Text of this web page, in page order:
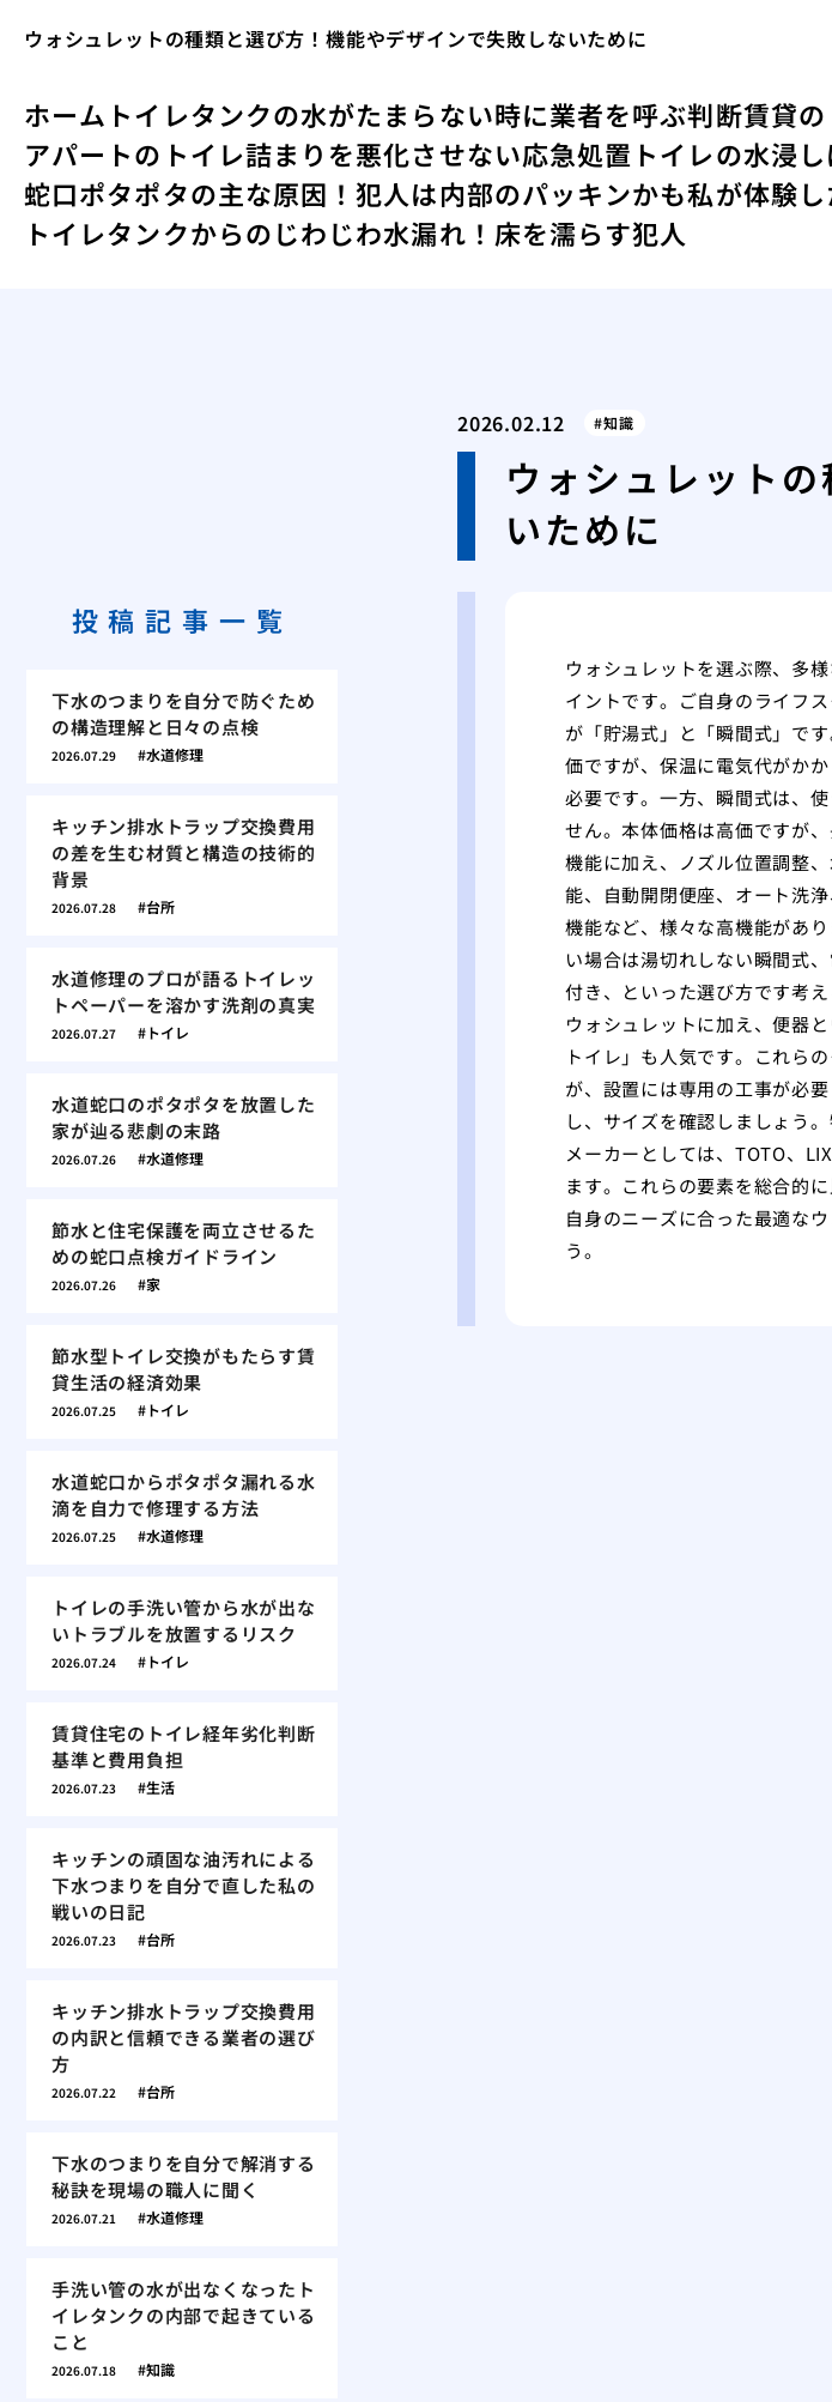
ウォシュレットの種類と選び方！機能やデザインで失敗しないために
ホーム トイレタンクの水がたまらない時に業者を呼ぶ判断賃貸
アパートのトイレ詰まりを悪化させない応急処置 トイレの水浸
蛇口ポタポタの主な原因！犯人は内部のパッキンかも私が体験
トイレタンクからのじわじわ水漏れ！床を濡らす犯人
2026.02.12 知識
ウォシュレット
いために
ウォシュレットを選ぶ際、多
イントです。ご自身のライフ
が「貯湯式」と「瞬間式」で
価ですが、保温に電気代がか
必要です。一方、瞬間式は、
せん。本体価格は高価ですが
機能に加え、ノズル位置調整
能、自動開閉便座、オート洗
機能など、様々な高機能があ
い場合は湯切れしない瞬間式
付き、といった選び方です考
ウォシュレットに加え、便器
トイレ」も人気です。これら
が、設置には専用の工事が必
し、サイズを確認しましょう
メーカーとしては、TOTO、
ます。これらの要素を総合的
自身のニーズに合った最適な
う。
投稿記事一覧
下水のつまりを自分で防ぐため
の構造理解と日々の点検
2026.07.29 水道修理
キッチン排水トラップ交換費用
の差を生む材質と構造の技術的
背景
2026.07.28 台所
水道修理のプロが語るトイレッ
トペーパーを溶かす洗剤の真実
2026.07.27 トイレ
水道蛇口のポタポタを放置した
家が辿る悲劇の末路
2026.07.26 水道修理
節水と住宅保護を両立させるた
めの蛇口点検ガイドライン
2026.07.26 家
節水型トイレ交換がもたらす賃
貸生活の経済効果
2026.07.25 トイレ
水道蛇口からポタポタ漏れる水
滴を自力で修理する方法
2026.07.25 水道修理
トイレの手洗い管から水が出な
いトラブルを放置するリスク
2026.07.24 トイレ
賃貸住宅のトイレ経年劣化判断
基準と費用負担
2026.07.23 生活
キッチンの頑固な油汚れによる
下水つまりを自分で直した私の
戦いの日記
2026.07.23 台所
キッチン排水トラップ交換費用
の内訳と信頼できる業者の選び
方
2026.07.22 台所
下水のつまりを自分で解消する
秘訣を現場の職人に聞く
2026.07.21 水道修理
手洗い管の水が出なくなったト
イレタンクの内部で起きている
こと
2026.07.18 知識